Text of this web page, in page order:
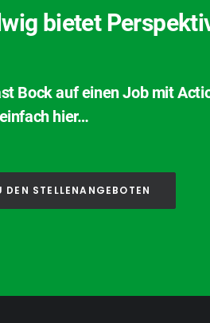
bietet
Bock auf einen Job mit
hier…
DEN STELLENANGEBOTEN